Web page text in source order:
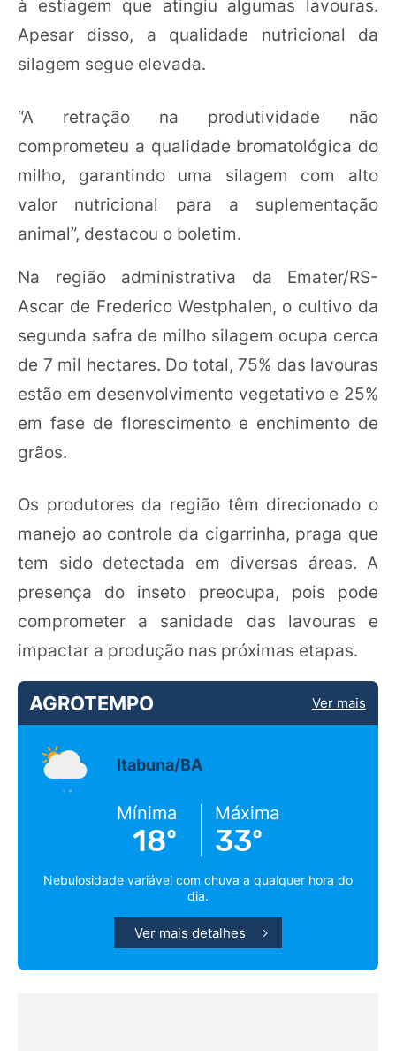
à estiagem que atingiu algumas lavouras.
Apesar disso, a qualidade nutricional da
silagem segue elevada.
“A retração na produtividade não
comprometeu a qualidade bromatológica do
milho, garantindo uma silagem com alto
valor nutricional para a suplementação
animal”, destacou o boletim.
Na região administrativa da Emater/RS-
Ascar de Frederico Westphalen, o cultivo da
segunda safra de milho silagem ocupa cerca
de 7 mil hectares. Do total, 75% das lavouras
estão em desenvolvimento vegetativo e 25%
em fase de florescimento e enchimento de
grãos.
Os produtores da região têm direcionado o
manejo ao controle da cigarrinha, praga que
tem sido detectada em diversas áreas. A
presença do inseto preocupa, pois pode
comprometer a sanidade das lavouras e
impactar a produção nas próximas etapas.
AGROTEMPO Ver mais
Itabuna/BA
Mínima
18º
Máxima
33º
Nebulosidade variável com chuva a qualquer hora do
dia.
Ver mais detalhes